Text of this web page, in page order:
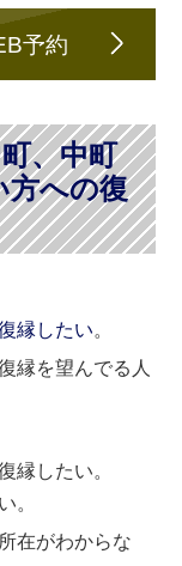
予約
、中町
方への復
縁したい。
縁を望んでる人
縁したい。
。
在がわからな